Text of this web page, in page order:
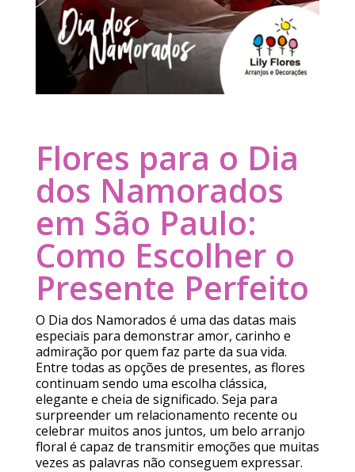
Flores para o Dia
dos Namorados
em São Paulo:
Como Escolher o
Presente Perfeito
O Dia dos Namorados é uma das datas mais
especiais para demonstrar amor, carinho e
admiração por quem faz parte da sua vida.
Entre todas as opções de presentes, as flores
continuam sendo uma escolha clássica,
elegante e cheia de significado. Seja para
surpreender um relacionamento recente ou
celebrar muitos anos juntos, um belo arranjo
floral é capaz de transmitir emoções que muitas
vezes as palavras não conseguem expressar.